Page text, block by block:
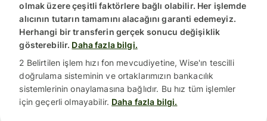
olmak üzere çeşitli faktörlere bağlı olabilir. Her işlemde
alıcının tutarın tamamını alacağını garanti edemeyiz.
Herhangi bir transferin gerçek sonucu değişiklik
gösterebilir. Daha fazla bilgi.
2 Belirtilen işlem hızı fon mevcudiyetine, Wise'ın tescilli
doğrulama sisteminin ve ortaklarımızın bankacılık
sistemlerinin onaylamasına bağlıdır. Bu hız tüm işlemler
için geçerli olmayabilir. Daha fazla bilgi.